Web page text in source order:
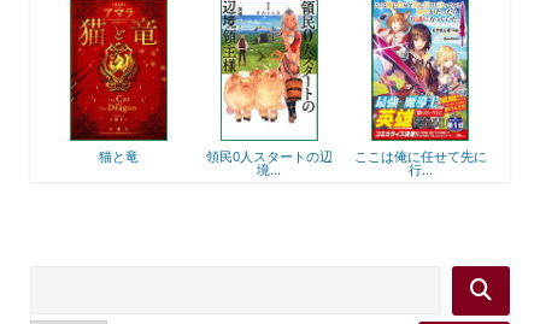
猫と竜 領民0人スタートの辺
境...
ここは俺に任せて先に
行...